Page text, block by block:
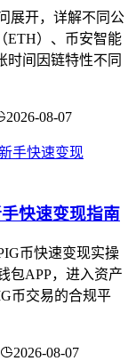
展开，详解不同公
ETH）、币安智能
时间因链特性不同
2026-08-07
快速变现指南
币快速变现实操
包APP，进入资产
币交易的合规平
2026-08-07